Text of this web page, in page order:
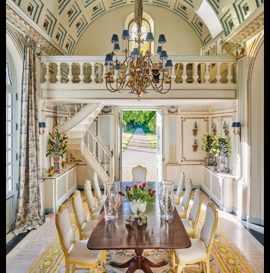
Timothy Corrigan